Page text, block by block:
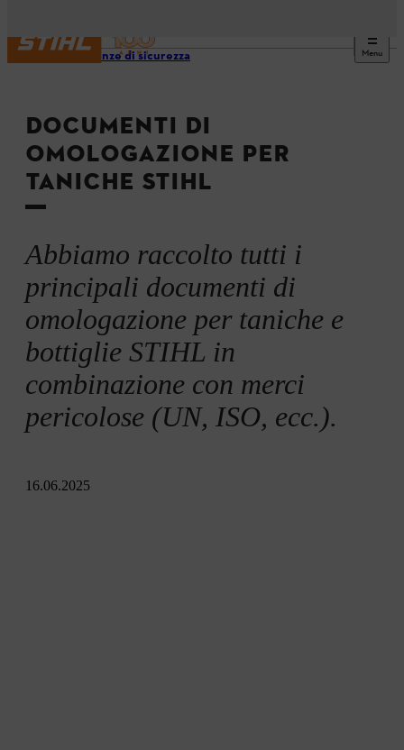
Menu
Avvertenze di sicurezza
DOCUMENTI DI
OMOLOGAZIONE PER
TANICHE STIHL
Abbiamo raccolto tutti i
principali documenti di
omologazione per taniche e
bottiglie STIHL in
combinazione con merci
pericolose (UN, ISO, ecc.).
16.06.2025